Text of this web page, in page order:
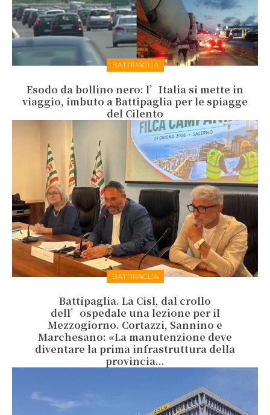
BATTIPAGLIA
Esodo da bollino nero: l’Italia si mette in
viaggio, imbuto a Battipaglia per le spiagge
del Cilento
BATTIPAGLIA
Battipaglia. La Cisl, dal crollo
dell’ospedale una lezione per il
Mezzogiorno. Cortazzi, Sannino e
Marchesano: «La manutenzione deve
diventare la prima infrastruttura della
provincia...